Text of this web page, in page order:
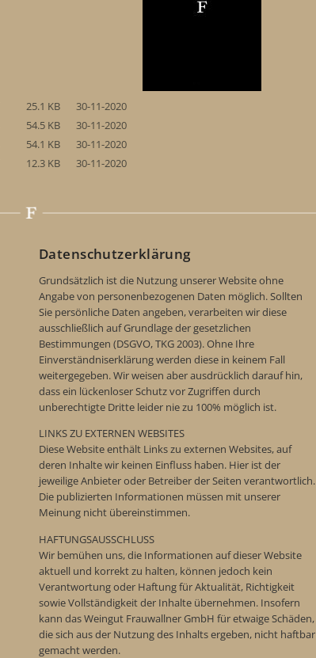
25.1 KB
30-11-2020
54.5 KB
30-11-2020
54.1 KB
30-11-2020
12.3 KB 30-11-2020
Datenschutzerklärung
Grundsätzlich ist die Nutzung unserer Website ohne
Angabe von personenbezogenen Daten möglich. Sollten
Sie persönliche Daten angeben, verarbeiten wir diese
ausschließlich auf Grundlage der gesetzlichen
Bestimmungen (DSGVO, TKG 2003). Ohne Ihre
Einverständniserklärung werden diese in keinem Fall
weitergegeben. Wir weisen aber ausdrücklich darauf hin,
dass ein lückenloser Schutz vor Zugriffen durch
unberechtigte Dritte leider nie zu 100% möglich ist.
LINKS ZU EXTERNEN WEBSITES
Diese Website enthält Links zu externen Websites, auf
deren Inhalte wir keinen Einfluss haben. Hier ist der
jeweilige Anbieter oder Betreiber der Seiten verantwortlich.
Die publizierten Informationen müssen mit unserer
Meinung nicht übereinstimmen.
HAFTUNGSAUSSCHLUSS
Wir bemühen uns, die Informationen auf dieser Website
aktuell und korrekt zu halten, können jedoch kein
Verantwortung oder Haftung für Aktualität, Richtigkeit
sowie Vollständigkeit der Inhalte übernehmen. Insofern
kann das Weingut Frauwallner GmbH für etwaige Schäden,
die sich aus der Nutzung des Inhalts ergeben, nicht haftbar
gemacht werden.